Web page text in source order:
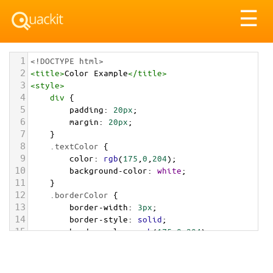
☰
1 <!DOCTYPE html>
2 <title>Color Example</title>
3 <style>
4 div {
5 padding: 20px;
6 margin: 20px;
7 }
8 .textColor {
9 color: rgb(175 0 204);
10 background-color: white;
11 }
12 .borderColor {
13 border-width: 3px;
14 border-style: solid;
15 border-color: rgb(175,0,204);